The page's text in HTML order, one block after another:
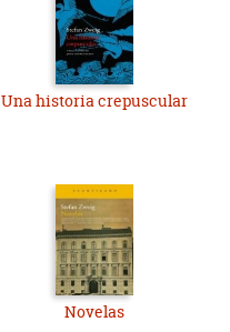
Una historia crepuscular
Novelas